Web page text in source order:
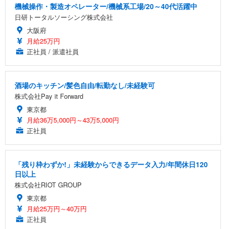
機械操作・製造オペレーター/機械系工場/20～40代活躍中
日研トータルソーシング株式会社
大阪府
月給25万円
正社員 / 派遣社員
酒場のキッチン/髪色自由/転勤なし/未経験可
株式会社Pay it Forward
東京都
月給36万5,000円～43万5,000円
正社員
「残り枠わずか!」未経験からできるデータ入力/年間休日120
日以上
株式会社RIOT GROUP
東京都
月給25万円～40万円
正社員